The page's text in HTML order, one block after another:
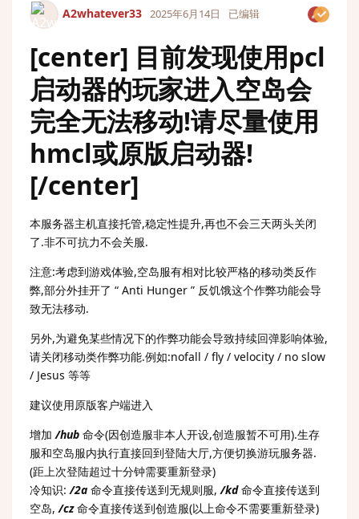
A2whatever33 2025年6月14日 已编辑
[center] 目前发现使用pcl
启动器的玩家进入空岛会
完全无法移动!请尽量使用
hmcl或原版启动器!
[/center]
本服务器主机直接托管,稳定性提升,再也不会三天两头关闭
了.非不可抗力不会关服.
注意:考虑到游戏体验,空岛服有相对比较严格的移动类反作
弊,部分外挂开了 “ Anti Hunger ” 反饥饿这个作弊功能会导
致无法移动.
另外,为避免某些情况下的作弊功能会导致持续回弹影响体验,
请关闭移动类作弊功能.例如:nofall / fly / velocity / no slow
/ Jesus 等等
建议使用原版客户端进入
增加 /hub 命令(因创造服非本人开设,创造服暂不可用).生存
服和空岛服内执行直接回到登陆大厅,方便切换游玩服务器.
(距上次登陆超过十分钟需要重新登录)
冷知识: /2a 命令直接传送到无规则服, /kd命令直接传送到
空岛, /cz命令直接传送到创造服(以上命令不需要重新登录)